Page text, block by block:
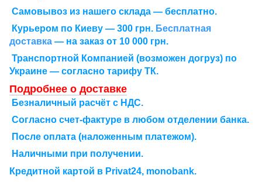
Самовывоз из нашего склада — бесплатно.
Курьером по Киеву — 300 грн. Бесплатная
доставка — на заказ от 10 000 грн.
Транспортной Компанией (возможен догруз) по
Украине — согласно тарифу ТК.
Подробнее о доставке
Безналичный расчёт с НДС.
Согласно счет-фактуре в любом отделении банка.
После оплата (наложенным платежом).
Наличными при получении.
Кредитной картой в Рrivat24, monobank.